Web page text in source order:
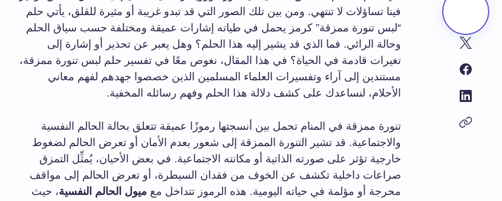
فينا تساؤلات لا تنتهي. ومن بين تلك الصور التي قد تبدو غريبة أو مثيرة للقلق، يأتي حلم
“لبس تنورة ممزقة” كرمز يحمل في طياته إشارات عميقة ومختلفة حسب سياق الحلم
وحالة الرائي. فما الذي قد يشير إليه هذا الحلم؟ وهل يعبر عن تحذير أو إشارة إلى
تغيرات قادمة في الحياة؟ في هذا المقال، نغوص معًا في تفسير حلم لبس تنورة ممزقة،
مستندين إلى آراء وتفسيرات العلماء المسلمين الذين خصصوا جهدهم لفهم معاني
الأحلام، لنساعدك على كشف دلالة هذا الحلم وفهم رسائله المخفية.
تنورة ممزقة في المنام تحمل بين أنسجتها رموزًا عميقة تتعلق بحالة الحالم النفسية
والاجتماعية. قد تشير التنورة الممزقة إلى شعور بعدم الأمان أو تعرض الحالم لضغوط
خارجية تؤثر على صورته الذاتية أو مكانته الاجتماعية. في بعض الأحيان، يُمثِّل التمزق
صراعات داخلية تكشف عن الخوف من فقدان السيطرة، أو تعرض الحالم إلى مواقف
محرجة أو مؤلمة في حياته اليومية. هذه الرموز تتداخل مع ميول الحالم النفسية، حيث